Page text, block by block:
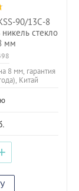
90/13C-8
стекло
мм
8 мм, гарантия
Китай